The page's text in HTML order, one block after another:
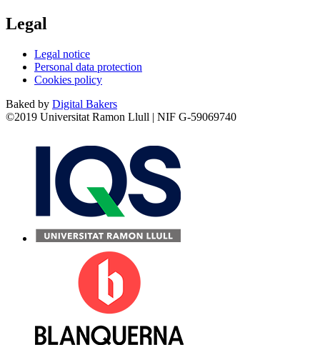
Legal
Legal notice
Personal data protection
Cookies policy
Baked by Digital Bakers
©2019 Universitat Ramon Llull | NIF G-59069740